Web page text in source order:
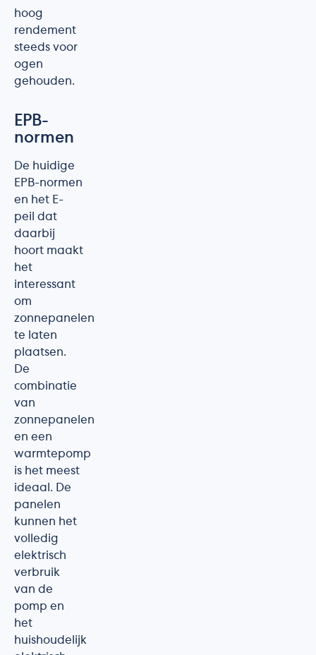
hoog
rendement
steeds voor
ogen
gehouden.
EPB-
normen
De huidige
EPB-normen
en het E-
peil dat
daarbij
hoort maakt
het
interessant
om
zonnepanelen
te laten
plaatsen.
De
combinatie
van
zonnepanelen
en een
warmtepomp
is het meest
ideaal. De
panelen
kunnen het
volledig
elektrisch
verbruik
van de
pomp en
het
huishoudelijk